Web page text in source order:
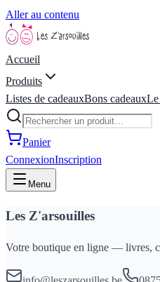
Aller au contenu
Accueil
Produits
Listes de cadeauxBons cadeauxLe
Panier
ConnexionInscription
Menu
Les Z'arsouilles
Votre boutique en ligne — livres,